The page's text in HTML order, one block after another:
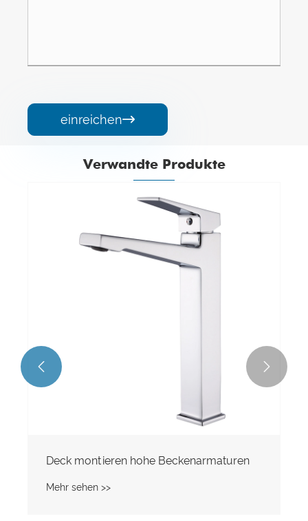
einreichen
Verwandte Produkte
Deck montieren hohe Beckenarmaturen
Mehr sehen >>
 